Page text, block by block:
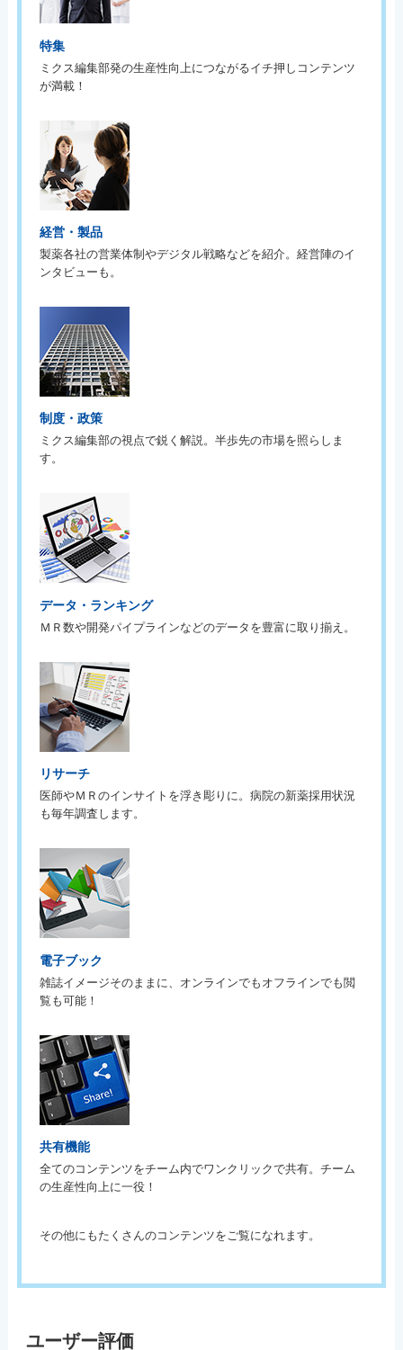
特集
ミクス編集部発の生産性向上につながるイチ押しコンテンツ
が満載！
経営・製品
製薬各社の営業体制やデジタル戦略などを紹介。経営陣のイ
ンタビューも。
制度・政策
ミクス編集部の視点で鋭く解説。半歩先の市場を照らしま
す。
データ・ランキング
ＭＲ数や開発パイプラインなどのデータを豊富に取り揃え。
リサーチ
医師やＭＲのインサイトを浮き彫りに。病院の新薬採用状況
も毎年調査します。
電子ブック
雑誌イメージそのままに、オンラインでもオフラインでも閲
覧も可能！
共有機能
全てのコンテンツをチーム内でワンクリックで共有。チーム
の生産性向上に一役！
その他にもたくさんのコンテンツをご覧になれます。